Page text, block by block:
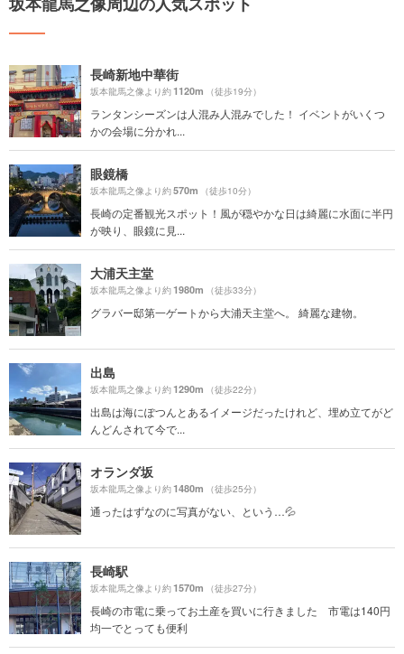
長崎新地中華街
坂本龍馬之像より約1120m （徒歩19分）
ランタンシーズンは人混み人混みでした！ イベントがいくつ
かの会場に分かれ...
眼鏡橋
坂本龍馬之像より約570m （徒歩10分）
長崎の定番観光スポット！風が穏やかな日は綺麗に水面に半円
が映り、眼鏡に見...
大浦天主堂
坂本龍馬之像より約1980m （徒歩33分）
グラバー邸第一ゲートから大浦天主堂へ。 綺麗な建物。
出島
坂本龍馬之像より約1290m （徒歩22分）
出島は海にぽつんとあるイメージだったけれど、埋め立てがど
んどんされて今で...
オランダ坂
坂本龍馬之像より約1480m （徒歩25分）
通ったはずなのに写真がない、という…💦
長崎駅
坂本龍馬之像より約1570m （徒歩27分）
長崎の市電に乗ってお土産を買いに行きました 市電は140円
均一でとっても便利